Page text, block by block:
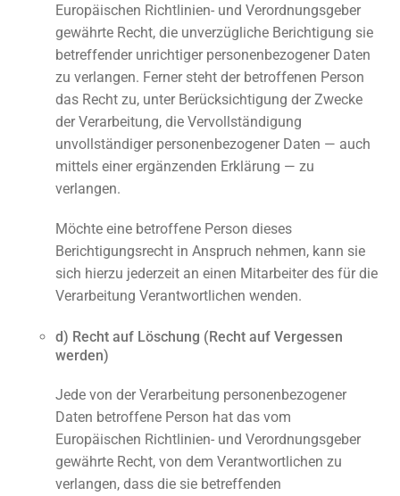
Europäischen Richtlinien- und Verordnungsgeber
gewährte Recht, die unverzügliche Berichtigung sie
betreffender unrichtiger personenbezogener Daten
zu verlangen. Ferner steht der betroffenen Person
das Recht zu, unter Berücksichtigung der Zwecke
der Verarbeitung, die Vervollständigung
unvollständiger personenbezogener Daten — auch
mittels einer ergänzenden Erklärung — zu
verlangen.
Möchte eine betroffene Person dieses
Berichtigungsrecht in Anspruch nehmen, kann sie
sich hierzu jederzeit an einen Mitarbeiter des für die
Verarbeitung Verantwortlichen wenden.
d) Recht auf Löschung (Recht auf Vergessen
werden)
Jede von der Verarbeitung personenbezogener
Daten betroffene Person hat das vom
Europäischen Richtlinien- und Verordnungsgeber
gewährte Recht, von dem Verantwortlichen zu
verlangen, dass die sie betreffenden